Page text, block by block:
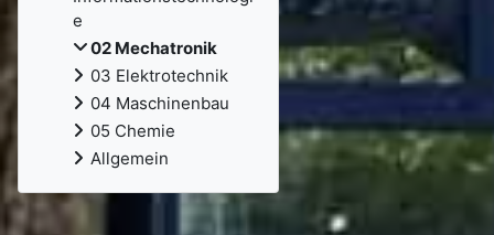
e
02 Mechatronik
03 Elektrotechnik
04 Maschinenbau
05 Chemie
Allgemein